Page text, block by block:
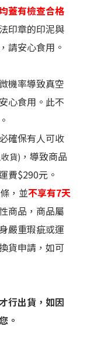
蓋有檢查合格
印章的印泥與
請安心食用。
機率導致真空
心食用。此不
確保有人可收
貨) ，導致商品
費$290元。
，並不享有7天
商品，商品屬
嚴重瑕疵或運
貨申請，如可
行出貨，如因
。